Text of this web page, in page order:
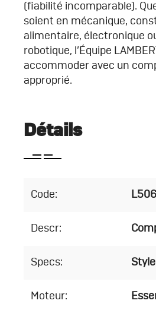
(fiabilité incomparable).
soient en mécanique,
alimentaire, électronique
robotique, l’Équipe
accommoder avec un
approprié.
Détails
Code:
Descr:
Specs:
Moteur: